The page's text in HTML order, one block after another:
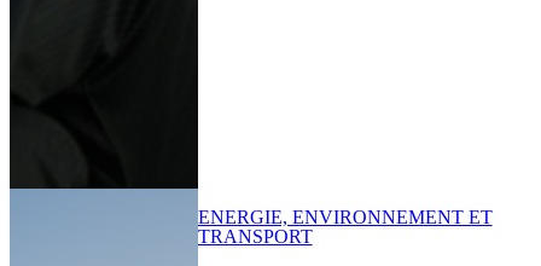
ENERGIE, ENVIRONNEMENT ET
TRANSPORT